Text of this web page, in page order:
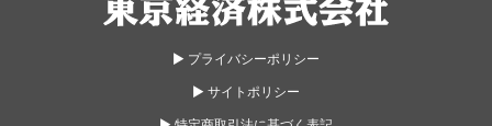
▶︎ プライバシーポリシー
▶︎ サイトポリシー